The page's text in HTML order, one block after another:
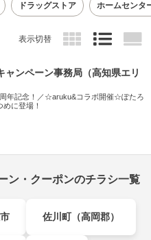
ドラッグストア ホームセンタ
表示切替
ンペーン事務局（高知県エリ
年記念！／☆aruku&コラボ開催☆ぽたろ
めに登場！
ン・クーポンのチラシ一覧
佐川町（高岡郡）